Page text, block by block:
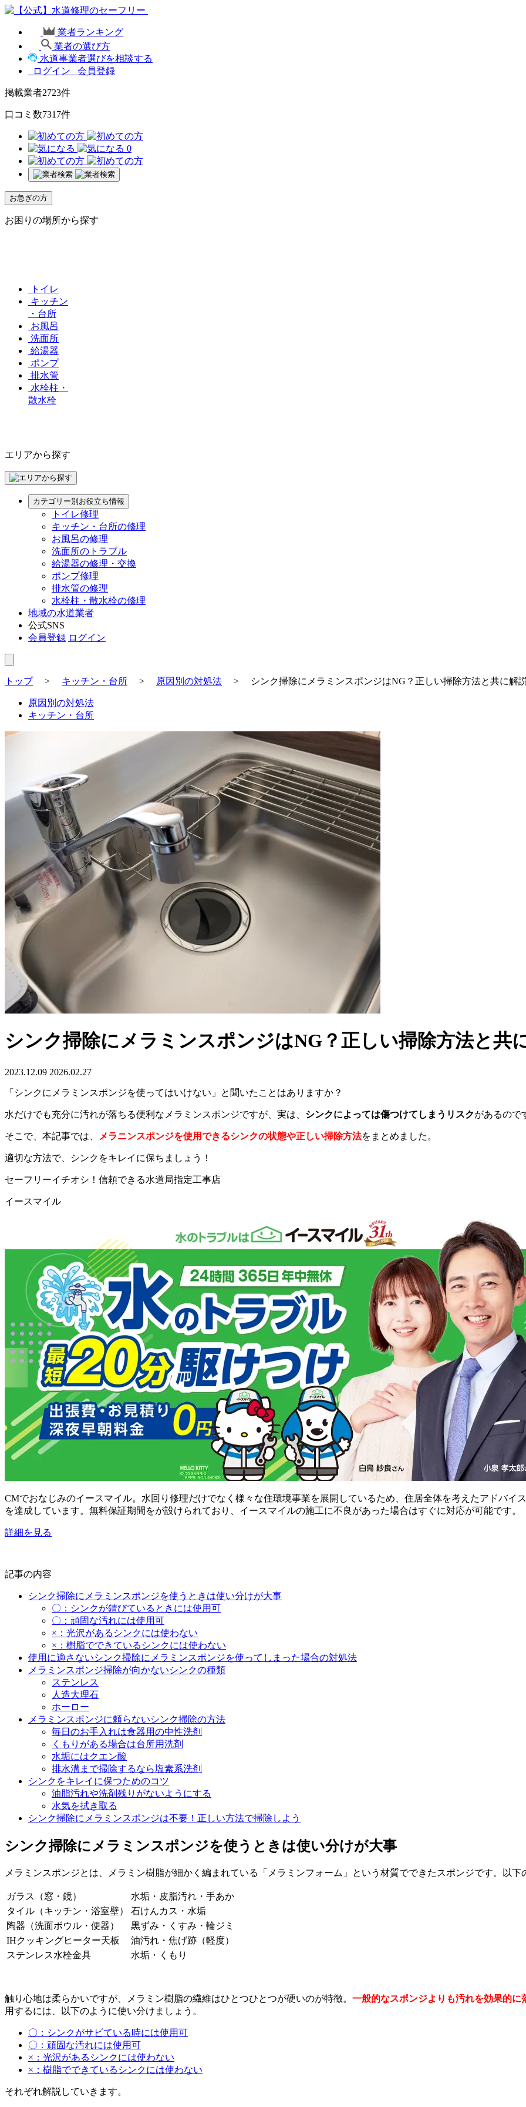
業者ランキング
業者の選び方
水道事業者選びを相談する
ログイン
会員登録
掲載業者2723件
口コミ数7317件
0
お急ぎの方
お困りの場所から探す
トイレ
キッチン
・台所
お風呂
洗面所
給湯器
ポンプ
排水管
水栓柱・
散水栓
エリアから探す
カテゴリー別お役立ち情報
トイレ修理
キッチン・台所の修理
お風呂の修理
洗面所のトラブル
給湯器の修理・交換
ポンプ修理
排水管の修理
水栓柱・散水栓の修理
地域の水道業者
公式SNS
会員登録 ログイン
トップ> キッチン・台所 > 原因別の対処法 > シンク掃除にメラミンスポンジはNG？正しい掃除方法と共に解
原因別の対処法
キッチン・台所
シンク掃除にメラミンスポンジはNG？正しい掃除方法と共
2023.12.09 2026.02.27
「シンクにメラミンスポンジを使ってはいけない」と聞いたことはありますか？
水だけでも充分に汚れが落ちる便利なメラミンスポンジですが、実は、 シンクによっては傷つけてしまうリスクがあるので
そこで、本記事では、 メラニンスポンジを使用できるシンクの状態や正しい掃除方法をまとめました。
適切な方法で、シンクをキレイに保ちましょう！
セーフリーイチオシ！信頼できる水道局指定工事店
イースマイル
CMでおなじみのイースマイル。水回り修理だけでなく様々な住環境事業を展開しているため、住居全体を考えたアドバイ
を達成しています。無料保証期間をが設けられており、イースマイルの施工に不良があった場合はすぐに対応が可能です。
詳細を見る
記事の内容
シンク掃除にメラミンスポンジを使うときは使い分けが大事
〇：シンクが錆びているときには使用可
〇：頑固な汚れには使用可
×：光沢があるシンクには使わない
×：樹脂でできているシンクには使わない
使用に適さないシンク掃除にメラミンスポンジを使ってしまった場合の対処法
メラミンスポンジ掃除が向かないシンクの種類
ステンレス
人造大理石
ホーロー
メラミンスポンジに頼らないシンク掃除の方法
毎日のお手入れは食器用の中性洗剤
くもりがある場合は台所用洗剤
水垢にはクエン酸
排水溝まで掃除するなら塩素系洗剤
シンクをキレイに保つためのコツ
油脂汚れや洗剤残りがないようにする
水気を拭き取る
シンク掃除にメラミンスポンジは不要！正しい方法で掃除しよう
シンク掃除にメラミンスポンジを使うときは使い分けが大事
メラミンスポンジとは、メラミン樹脂が細かく編まれている「メラミンフォーム」という材質でできたスポンジです。以
ガラス（窓・鏡）
水垢・皮脂汚れ・手あか
タイル（キッチン・浴室壁）
石けんカス・水垢
陶器（洗面ボウル・便器）
黒ずみ・くすみ・輪ジミ
IHクッキングヒーター天板
油汚れ・焦げ跡（軽度）
ステンレス水栓金具
水垢・くもり
触り心地は柔らかいですが、メラミン樹脂の繊維はひとつひとつが硬いのが特徴。 一般的なスポンジよりも汚れを効果的
用するには、以下のように使い分けましょう。
〇：シンクがサビている時には使用可
〇：頑固な汚れには使用可
×：光沢があるシンクには使わない
×：樹脂でできているシンクには使わない
それぞれ解説していきます。